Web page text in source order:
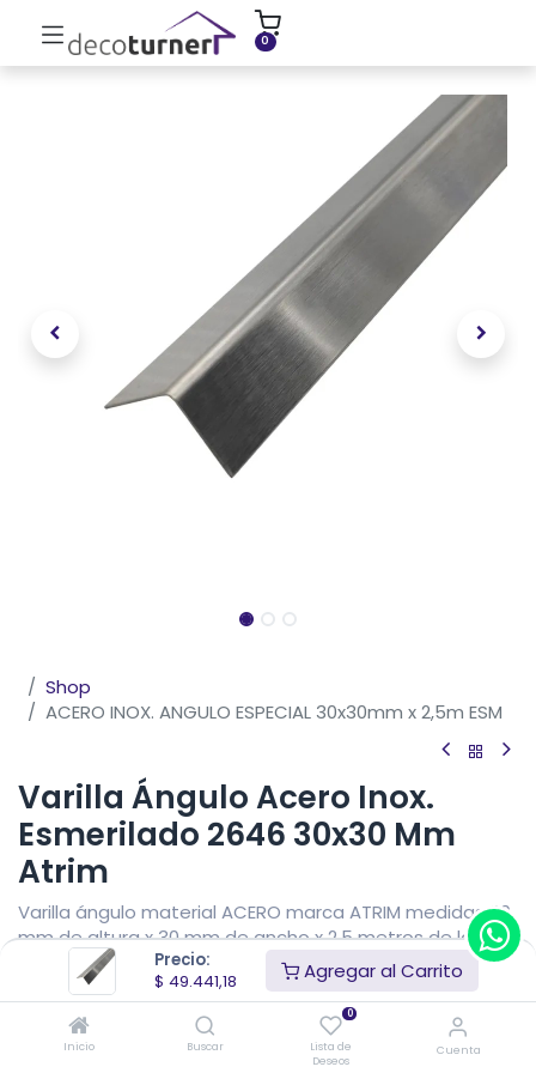
Precio:
$ 49.441,18 Agregar al Carrito
Inicio Buscar
0
Lista de
Deseos
Cuenta
0
Shop
ACERO INOX. ANGULO ESPECIAL 30x30mm x 2,5m ESM
Varilla Ángulo Acero Inox.
Esmerilado 2646 30x30 Mm
Atrim
Varilla ángulo material ACERO marca ATRIM medidas 30
mm de altura x 30 mm de ancho x 2,5 metros de largo.
Perfil de acero inoxidable 304 de 0,5 mm de espesor.
$49.441,18 IVA Incluido
Precio sin impuestos nacionales 40.860,48